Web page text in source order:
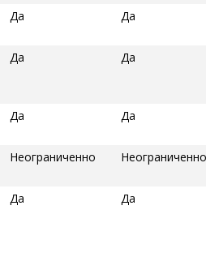
Да Да
Да Да
Да Да
Неограниченно Неограниченно
Да Да